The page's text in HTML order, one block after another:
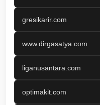
gresikarir.com
www.dirgasatya.com
liganusantara.com
optimakit.com